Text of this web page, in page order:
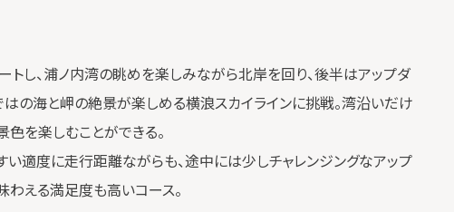
トし、浦ノ内湾の眺めを楽しみながら北岸を回り、後半はアップダ
はの海と岬の絶景が楽しめる横浪スカイラインに挑戦。湾沿いだけ
を楽しむことができる。
適度に走行距離ながらも、途中には少しチャレンジングなアップ
わえる満足度も高いコース。